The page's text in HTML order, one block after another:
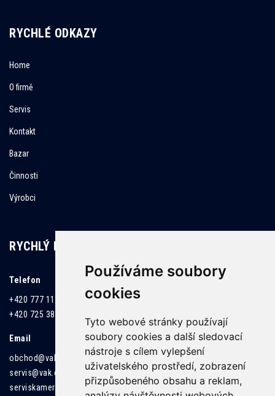
Používáme soubory
cookies
Tyto webové stránky používají
soubory cookies a další sledovací
nástroje s cílem vylepšení
uživatelského prostředí, zobrazení
přizpůsobeného obsahu a reklam,
RYCHLÉ ODKAZY
Home
O firmě
Servis
Kontakt
Bazar
Činnosti
Výrobci
RYCHLÝ KONTAKT
Telefon
+420 777 119 225 (Pavel Černohous)
+420 725 382 437 (David Killar)
Email
obchod@vak.cz
servis@vak.cz
serviskamer@vak.cz